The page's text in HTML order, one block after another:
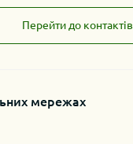
Перейти до контактів
мережах